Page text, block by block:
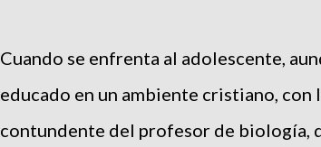
Cuando se enfrenta al adolescente,
educado en un ambiente cristiano, con
contundente del profesor de biología,